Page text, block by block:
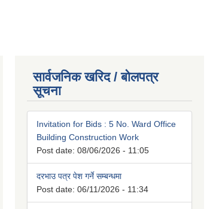
सार्वजनिक खरिद / बोलपत्र
सूचना
Invitation for Bids : 5 No. Ward Office
Building Construction Work
Post date: 08/06/2026 - 11:05
दरभाउ पत्र पेश गर्ने सम्बन्धमा
Post date: 06/11/2026 - 11:34